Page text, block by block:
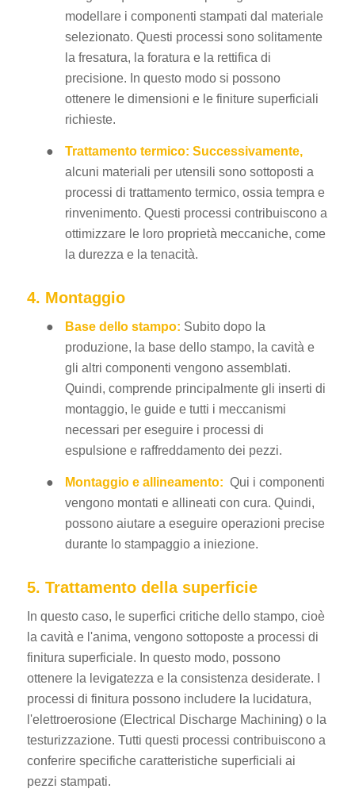
modellare i componenti stampati dal materiale
selezionato. Questi processi sono solitamente
la fresatura, la foratura e la rettifica di
precisione. In questo modo si possono
ottenere le dimensioni e le finiture superficiali
richieste.
●
Trattamento termico: Successivamente,
alcuni materiali per utensili sono sottoposti a
processi di trattamento termico, ossia tempra e
rinvenimento. Questi processi contribuiscono a
ottimizzare le loro proprietà meccaniche, come
la durezza e la tenacità.
4. Montaggio
● Base dello stampo: Subito dopo la
produzione, la base dello stampo, la cavità e
gli altri componenti vengono assemblati.
Quindi, comprende principalmente gli inserti di
montaggio, le guide e tutti i meccanismi
necessari per eseguire i processi di
espulsione e raffreddamento dei pezzi.
● Montaggio e allineamento: Qui i componenti
vengono montati e allineati con cura. Quindi,
possono aiutare a eseguire operazioni precise
durante lo stampaggio a iniezione.
5. Trattamento della superficie
In questo caso, le superfici critiche dello stampo, cioè
la cavità e l'anima, vengono sottoposte a processi di
finitura superficiale. In questo modo, possono
ottenere la levigatezza e la consistenza desiderate. I
processi di finitura possono includere la lucidatura,
l'elettroerosione (Electrical Discharge Machining) o la
testurizzazione. Tutti questi processi contribuiscono a
conferire specifiche caratteristiche superficiali ai
pezzi stampati.